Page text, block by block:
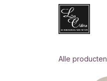
Overslaan naar inhoud
Alle producten